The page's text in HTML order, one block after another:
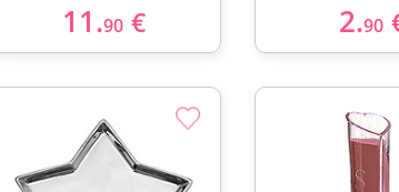
11.90 € 2.90